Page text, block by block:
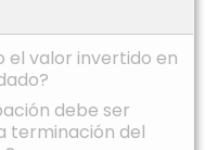
el valor invertido en
debe ser
terminación del